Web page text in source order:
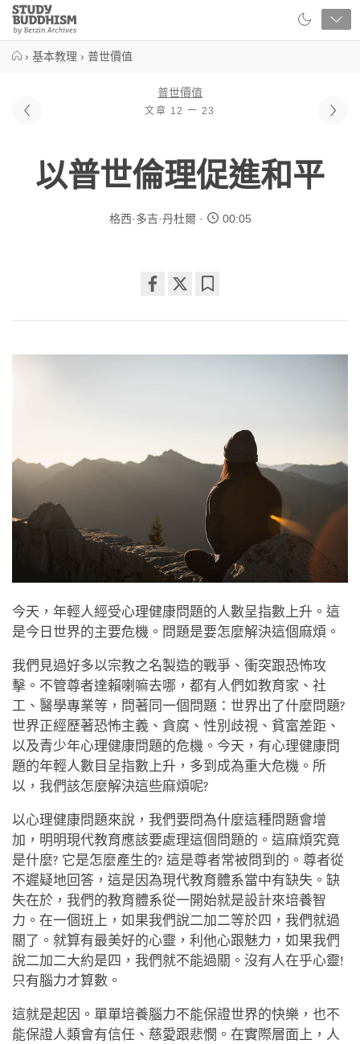
Close
Study
Buddhism
› 基本教理 › 普世價值
普世價值
文章 12 一 23
以普世倫理促進和平
格西·多吉·丹杜爾 00:05
on
今天，年輕人經受心理健康問題的人數呈指數上升。這
是今日世界的主要危機。問題是要怎麼解決這個麻煩。
我們見過好多以宗教之名製造的戰爭、衝突跟恐怖攻
擊。不管尊者達賴喇嘛去哪，都有人們如教育家、社
工、醫學專業等，問著同一個問題：世界出了什麼問題?
世界正經歷著恐怖主義、貪腐、性別歧視、貧富差距、
以及青少年心理健康問題的危機。今天，有心理健康問
題的年輕人數目呈指數上升，多到成為重大危機。所
以，我們該怎麼解決這些麻煩呢?
以心理健康問題來說，我們要問為什麼這種問題會增
加，明明現代教育應該要處理這個問題的。這麻煩究竟
是什麼? 它是怎麼產生的? 這是尊者常被問到的。尊者從
不遲疑地回答，這是因為現代教育體系當中有缺失。缺
失在於，我們的教育體系從一開始就是設計來培養智
力。在一個班上，如果我們說二加二等於四，我們就過
關了。就算有最美好的心靈，利他心跟魅力，如果我們
說二加二大約是四，我們就不能過關。沒有人在乎心靈!
只有腦力才算數。
這就是起因。單單培養腦力不能保證世界的快樂，也不
能保證人類會有信任、慈愛跟悲憫。在實際層面上，人